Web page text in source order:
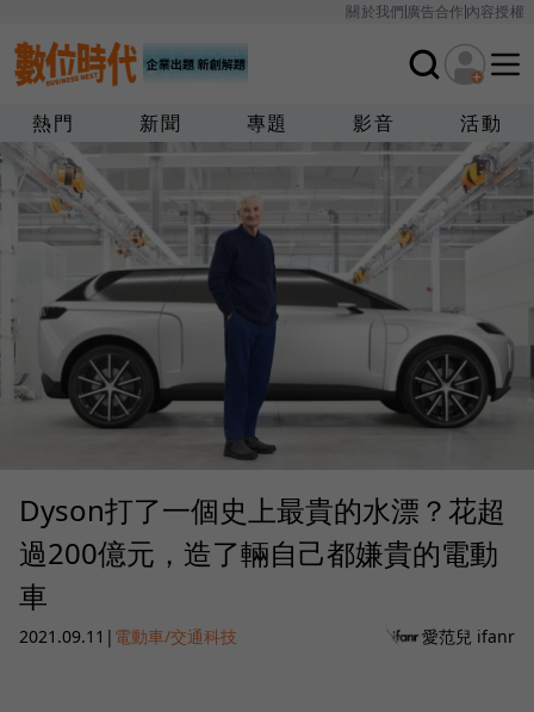
關於我們廣告合作內容授權
熱門 新聞 專題 影音 活動
Dyson打了一個史上最貴的水漂？花超
過200億元，造了輛自己都嫌貴的電動
車
2021.09.11 | 電動車/交通科技 愛范兒 ifanr